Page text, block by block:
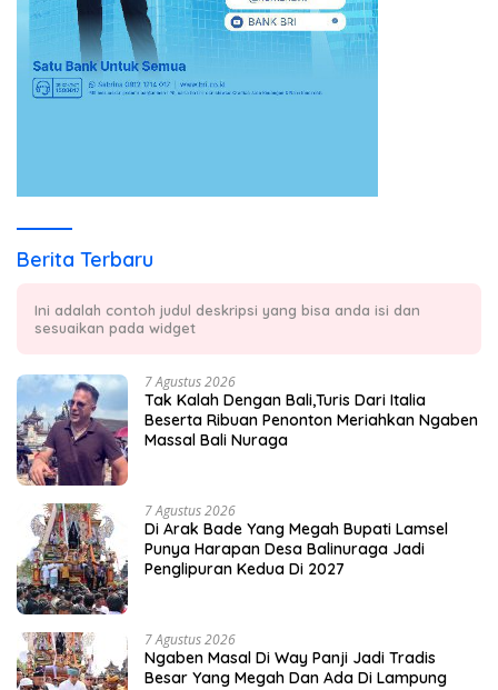
Berita Terbaru
Ini adalah contoh judul deskripsi yang bisa anda isi dan
sesuaikan pada widget
7 Agustus 2026
Tak Kalah Dengan Bali,Turis Dari Italia
Beserta Ribuan Penonton Meriahkan Ngaben
Massal Bali Nuraga
7 Agustus 2026
Di Arak Bade Yang Megah Bupati Lamsel
Punya Harapan Desa Balinuraga Jadi
Penglipuran Kedua Di 2027
7 Agustus 2026
Ngaben Masal Di Way Panji Jadi Tradis
Besar Yang Megah Dan Ada Di Lampung